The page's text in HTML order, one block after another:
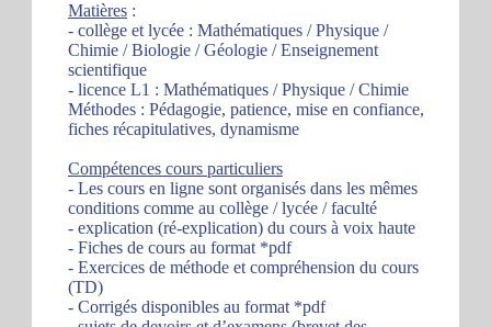
Matières :
- collège et lycée : Mathématiques / Physique /
Chimie / Biologie / Géologie / Enseignement
scientifique
- licence L1 : Mathématiques / Physique / Chimie
Méthodes : Pédagogie, patience, mise en confiance,
fiches récapitulatives, dynamisme
Compétences cours particuliers
- Les cours en ligne sont organisés dans les mêmes
conditions comme au collège / lycée / faculté
- explication (ré-explication) du cours à voix haute
- Fiches de cours au format *pdf
- Exercices de méthode et compréhension du cours
(TD)
- Corrigés disponibles au format *pdf